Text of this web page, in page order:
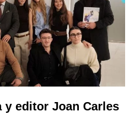
y editor Joan Carles